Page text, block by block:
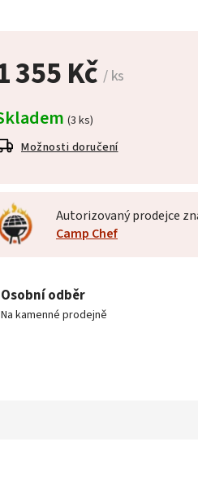
355 Kč/ ks
(3 ks)
Možnosti doručení
Autorizovaný prodejce
Camp Chef
Osobní odběr
Na kamenné prodejně